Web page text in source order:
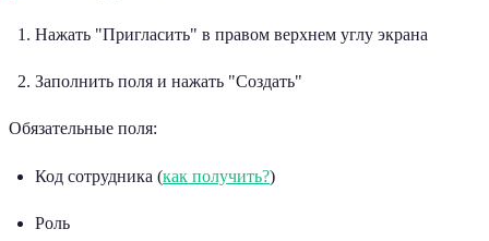
Нажать "Пригласить" в правом верхнем углу экрана
Заполнить поля и нажать "Создать"
Обязательные поля:
Код сотрудника (как получить?)
Роль